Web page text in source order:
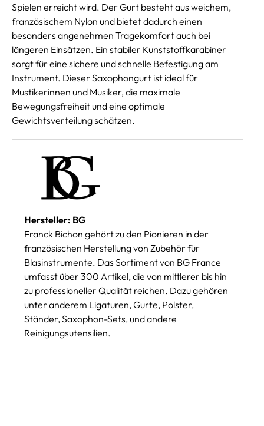
Spielen erreicht wird. Der Gurt besteht aus weichem,
französischem Nylon und bietet dadurch einen
besonders angenehmen Tragekomfort auch bei
längeren Einsätzen. Ein stabiler Kunststoffkarabiner
sorgt für eine sichere und schnelle Befestigung am
Instrument. Dieser Saxophongurt ist ideal für
Mustikerinnen und Musiker, die maximale
Bewegungsfreiheit und eine optimale
Gewichtsverteilung schätzen.
Hersteller: BG
Franck Bichon gehört zu den Pionieren in der
französischen Herstellung von Zubehör für
Blasinstrumente. Das Sortiment von BG France
umfasst über 300 Artikel, die von mittlerer bis hin
zu professioneller Qualität reichen. Dazu gehören
unter anderem Ligaturen, Gurte, Polster,
Ständer, Saxophon-Sets, und andere
Reinigungsutensilien.